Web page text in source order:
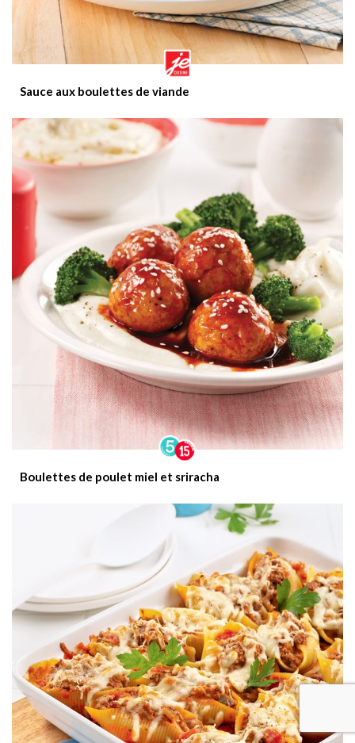
Sauce aux boulettes de viande
Boulettes de poulet miel et sriracha